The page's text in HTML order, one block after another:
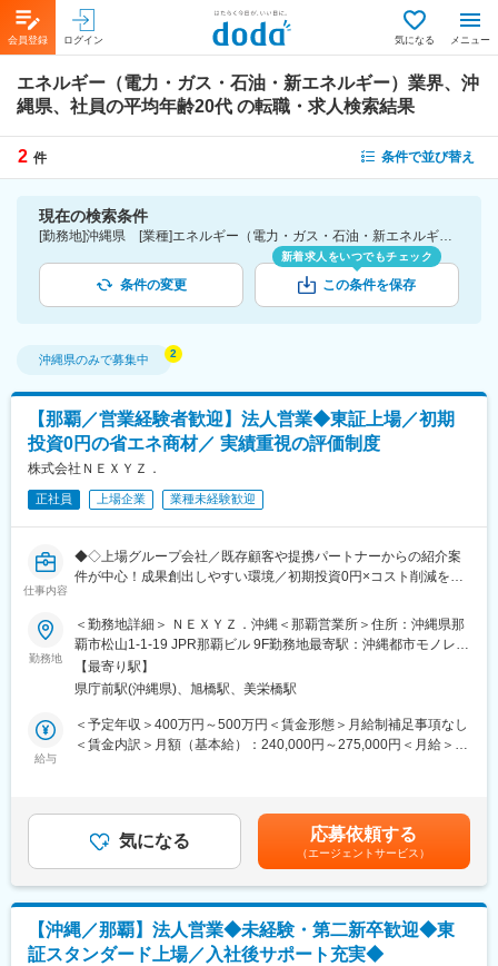
会員登録 ログイン 気になる メニュー
エネルギー（電力・ガス・石油・新エネルギー）業界、沖
縄県、社員の平均年齢20代 の転職・求人検索結果
2 件 条件で並び替え
現在の検索条件
[勤務地]沖縄県 [業種]エネルギー（電力・ガス・石油・新エネルギー）業界 [詳細条件](社員の平均年齢)20代
条件の変更
新着求人をいつでもチェック
この条件を保存
沖縄県のみで募集中
【那覇／営業経験者歓迎】法人営業◆東証上場／初期
投資0円の省エネ商材／ 実績重視の評価制度
株式会社ＮＥＸＹＺ．
正社員 上場企業 業種未経験歓迎
仕事内容
◆◇上場グループ会社／既存顧客や提携パートナーからの紹介案
件が中心！成果創出しやすい環境／初期投資0円×コスト削減を実
さらに高められる◇◆
これまでの営業経験を活かし、初期投資0円で最新設備を導入でき
る『ネクシーズZERO』の法人営業として、企業のコスト削減・
環境課題解決に向けた提案をお任せします。
■業務の流れ：
4）施工のスケジュール調整、実施
5）設置と納品
◆商材『ネクシーズZERO』とは・・・
LED照明、業務用空調設備、業務用冷蔵庫など最新の省エネ設備
勤務地
＜勤務地詳細＞ ＮＥＸＹＺ．沖縄＜那覇営業所＞住所：沖縄県那
覇市松山1-1-19 JPR那覇ビル 9F勤務地最寄駅：沖縄都市モノレー
ル線／県庁前駅受動喫煙対策：屋内喫煙可能場所あり変更の範
囲：会社の定める事業所
【最寄り駅】
県庁前駅(沖縄県)、旭橋駅、美栄橋駅
給与
＜予定年収＞400万円～500万円＜賃金形態＞月給制補足事項なし
＜賃金内訳＞月額（基本給）：240,000円～275,000円＜月給＞
4,005,600円・月額27.5万円＋想定残業代＋賞与＝4,291,500円※
上記に想定インセンティブを含め400～500万円想定となります。
賃金はあくまでも目安の金額であり、選考を通じて上下する可能
性があります。月給(月額)は固定手当を含めた表記です。
気になる 応募依頼する
（エージェントサービス）
【沖縄／那覇】法人営業◆未経験・第二新卒歓迎◆東
証スタンダード上場／入社後サポート充実◆